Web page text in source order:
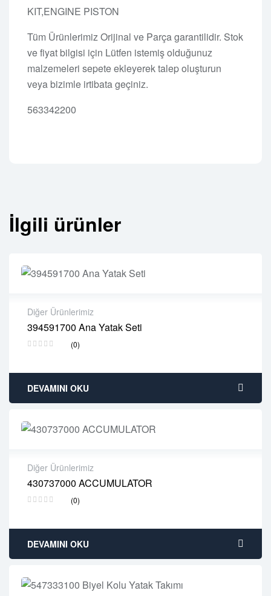
KIT,ENGINE PISTON
Tüm Ürünlerimiz Orijinal ve Parça garantilidir. Stok
ve fiyat bilgisi için Lütfen istemiş olduğunuz
malzemeleri sepete ekleyerek talep oluşturun
veya bizimle irtibata geçiniz.
563342200
İlgili ürünler
Diğer Ürünlerimiz
394591700 Ana Yatak Seti
(0)
2 years warranty
Delivery time: 1-2 business days
DEVAMINI OKU
Diğer Ürünlerimiz
430737000 ACCUMULATOR
(0)
2 years warranty
Delivery time: 1-2 business days
DEVAMINI OKU